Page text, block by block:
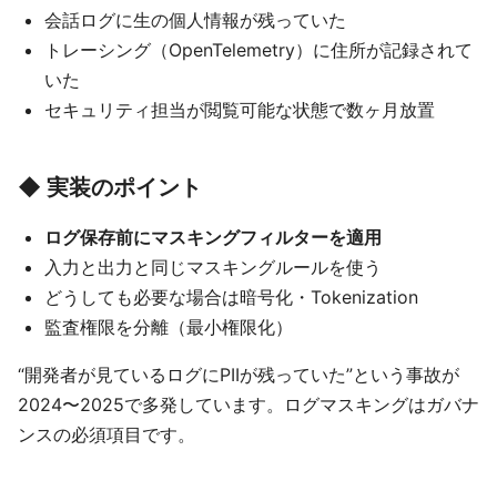
会話ログに生の個人情報が残っていた
トレーシング（OpenTelemetry）に住所が記録されて
いた
セキュリティ担当が閲覧可能な状態で数ヶ月放置
◆ 実装のポイント
ログ保存前にマスキングフィルターを適用
入力と出力と同じマスキングルールを使う
どうしても必要な場合は暗号化・Tokenization
監査権限を分離（最小権限化）
“開発者が見ているログにPIIが残っていた”という事故が
2024〜2025で多発しています。ログマスキングはガバナ
ンスの必須項目です。